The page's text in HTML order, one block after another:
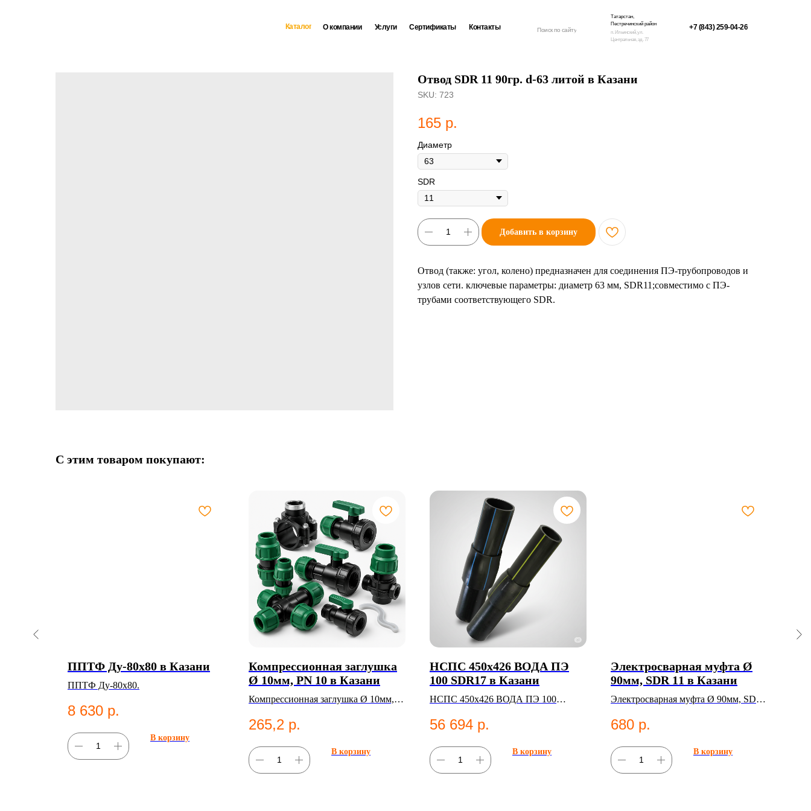
Поиск по сайту
Контакты
Сертификаты
Услуги +7 (843) 259-04-26
О компании
п. Ильинский, ул.
Центральная, зд. 77
Татарстан,
Пестречинский район
Каталог
Отвод SDR 11 90гр. d-63 литой в Казани
SKU: 723
165 р.
Диаметр
SDR
Добавить в корзину
Отвод (также: угол, колено) предназначен для соединения ПЭ-трубопроводов и
узлов сети. ключевые параметры: диаметр 63 мм, SDR11;совместимо с ПЭ-
трубами соответствующего SDR.
С этим товаром покупают:
ППТФ Ду-80х80 в Казани
ППТФ Ду-80х80.
8 630 р.
В корзину
Компрессионная заглушка
Ø 10мм, PN 10 в Казани
Компрессионная заглушка Ø 10мм,
фитинги;Заглушки.
265,2 р.
В корзину
НСПС 450х426 ВОДА ПЭ
100 SDR17 в Казани
НСПС 450х426 ВОДА ПЭ 100
56 694 р.
В корзину
Электросварная муфта Ø
90мм, SDR 11 в Казани
Электросварная муфта Ø 90мм, SDR
фитинги;Муфты.
680 р.
В корзину